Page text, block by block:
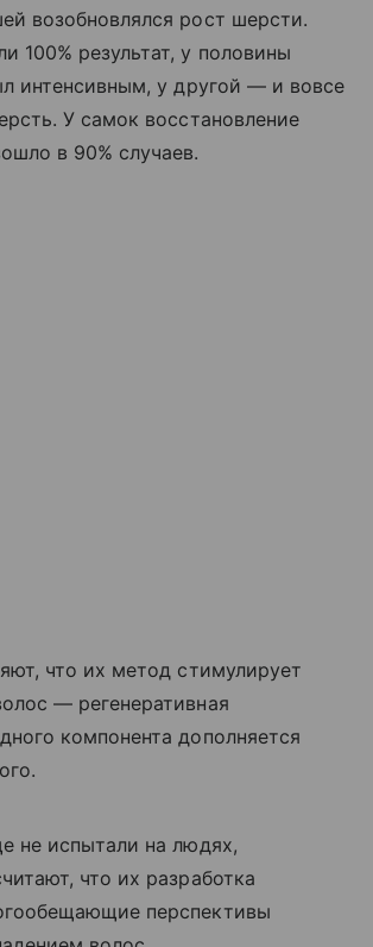
возобновлялся рост шерсти.
100% результат, у половины
интенсивным, у другой — и вовсе
У самок восстановление
в 90% случаев.
что их метод стимулирует
— регенеративная
компонента дополняется
не испытали на людях,
что их разработка
перспективы